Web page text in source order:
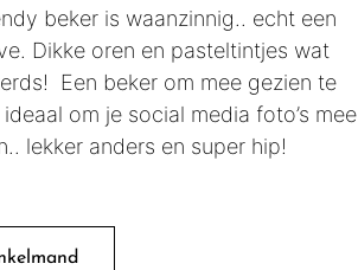
beker is waanzinnig.. echt een
Dikke oren en pasteltintjes wat
Een beker om mee gezien te
om je social media foto’s mee
lekker anders en super hip!